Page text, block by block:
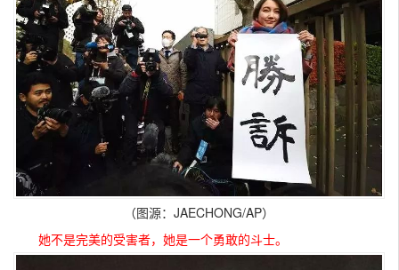
（图源：JAECHONG/AP）
她不是完美的受害者，她是一个勇敢的斗士。